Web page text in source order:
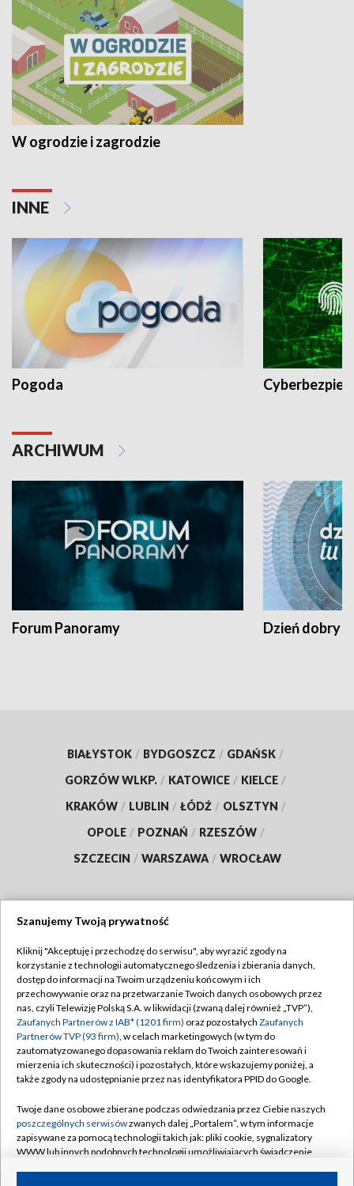
W ogrodzie i zagrodzie
INNE
Pogoda
ARCHIWUM
Forum Panoramy Dzień dobry
BIAŁYSTOK / BYDGOSZCZ / GDAŃSK /
GORZÓW WLKP. / KATOWICE / KIELCE /
KRAKÓW / LUBLIN / ŁÓDŹ / OLSZTYN /
OPOLE / POZNAŃ / RZESZÓW /
SZCZECIN / WARSZAWA / WROCŁAW
TVP
Abonament TVP
Emisja w TVP
Centrum informacji TVP
Naziemna Telewizja Cyfrowa
Rada Programowa
System NOS
Informacje o nadawcy
Regulamin TVP
Polityka prywatności
Moje zgody
Pomoc
Kontakt
Kanały
Szanujemy Twoją prywatność
Kliknij "Akceptuję i przechodzę do serwisu", aby wyrazić zgody na
korzystanie z technologii automatycznego śledzenia i zbierania danych,
dostęp do informacji na Twoim urządzeniu końcowym i ich
przechowywanie oraz na przetwarzanie Twoich danych osobowych przez
nas, czyli Telewizję Polską S.A. w likwidacji (zwaną dalej również „TVP”),
Zaufanych Partnerów z IAB* (1201 firm) oraz pozostałych Zaufanych
Partnerów TVP (93 firm), w celach marketingowych (w tym do
zautomatyzowanego dopasowania reklam do Twoich zainteresowań i
mierzenia ich skuteczności) i pozostałych, które wskazujemy poniżej, a
także zgody na udostępnianie przez nas identyfikatora PPID do Google.
Twoje dane osobowe zbierane podczas odwiedzania przez Ciebie naszych
poszczególnych serwisówzwanych dalej „Portalem”, w tym informacje
zapisywane za pomocą technologii takich jak: pliki cookie, sygnalizatory
WWW lub innych podobnych technologii umożliwiających świadczenie